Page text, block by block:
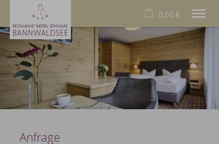
Das Hotel
Das Allgäu
Das Restaurant
Wellness
Familien
0,00 €
Warenkorb ist leer
Anfrage